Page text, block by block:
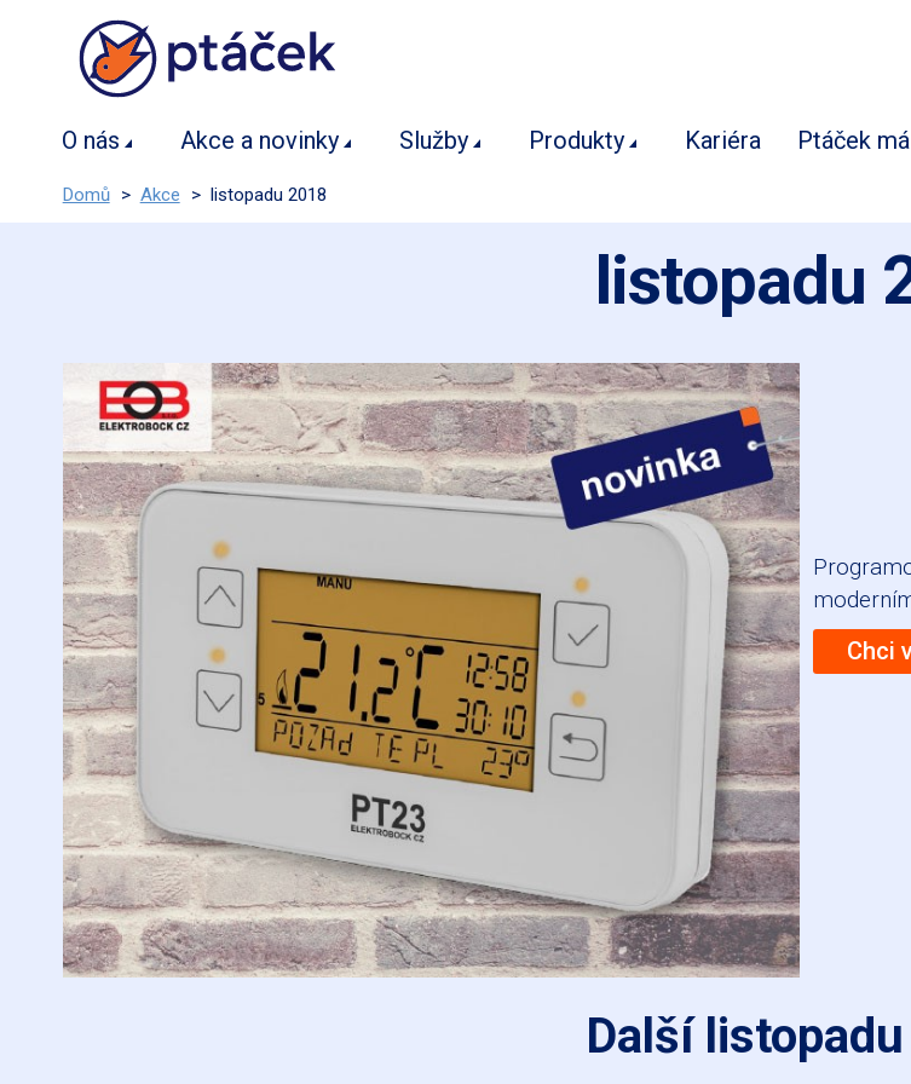
O nás Akce a novinky Služby Produkty Kariéra Ptáček
Domů > Akce > listopadu 2018
listopadu
Chci
Další